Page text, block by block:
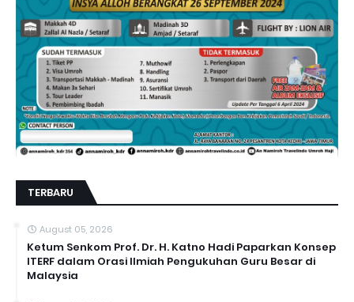
TERBARU
August 05, 2026
Ketum Senkom Prof. Dr. H. Katno Hadi Paparkan Konsep
ITERF dalam Orasi Ilmiah Pengukuhan Guru Besar di
Malaysia